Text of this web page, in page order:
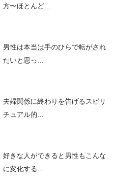
方〜ほとんど...
男性は本当は手のひらで転がされ
たいと思っ...
夫婦関係に終わりを告げるスピリ
チュアル的...
好きな人ができると男性もこんな
に変化する...